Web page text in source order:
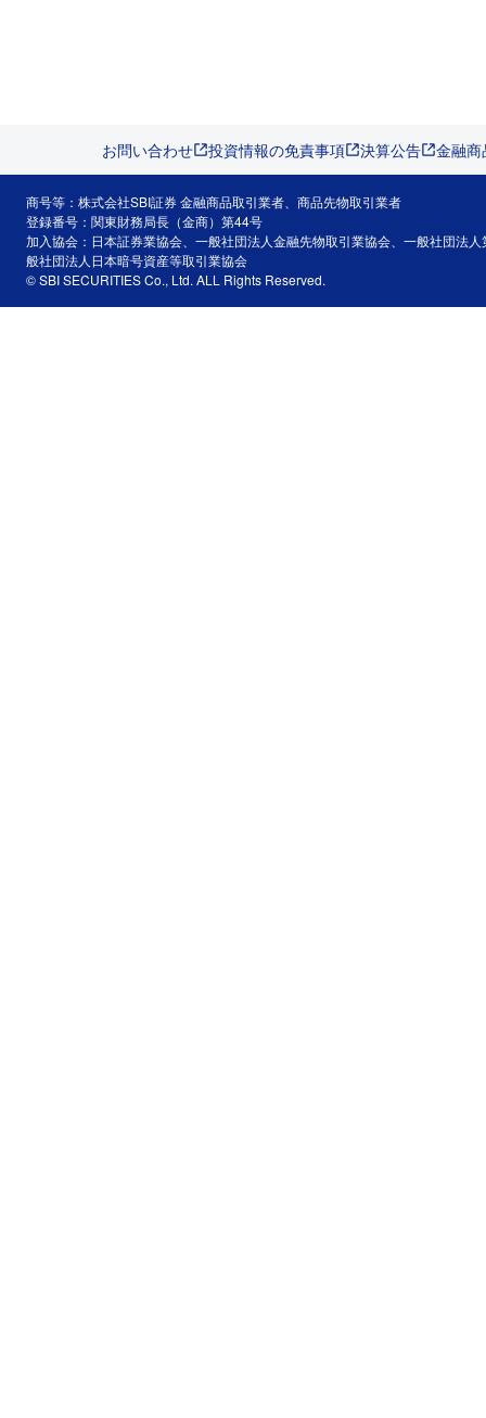
お問い合わせ 投資情報の免責事項 決算公告 金融
商号等：株式会社SBI証券 金融商品取引業者、商品先物取引業者
登録番号：関東財務局長（金商）第44号
加入協会：日本証券業協会、一般社団法人金融先物取引業協会、一般社団法
般社団法人日本暗号資産等取引業協会
© SBI SECURITIES Co., Ltd. ALL Rights Reserved.